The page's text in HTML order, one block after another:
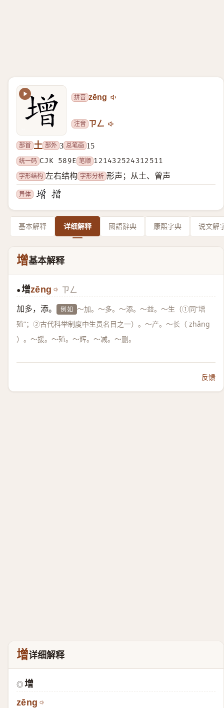
拼音 zēng
注音 ㄗㄥ
部首 土 部外 3 总笔画 15
统一码 CJK 589E 笔顺 121432524312511
字形结构 左右结构 字形分析 形声；从土、曾声
异体
基本解释 详细解释 國語辭典 康熙字典 说文解
增基本解释
●增zēng ㄗㄥ
加多，添。 例如 ～加。～多。～添。～益。～生（①同“增
殖”；②古代科举制度中生员名目之一）。～产。～长（ zhǎng
）。～援。～殖。～辉。～减。～删。
反馈
增详细解释
◎ 增
zēng